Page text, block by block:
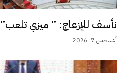
نأسف للإزعاج: ” ميزي
أغسطس 7, 2026